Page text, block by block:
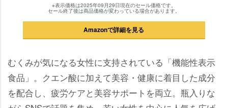
※表示価格は2025年09月29日現在のセール価格です。
セール終了後は商品価格が変わっている場合があります。
Amazonで詳細を見る
むくみが気になる女性に支持されている「機能性表示
食品」。クエン酸に加えて美容・健康に着目した成分
を配合し、疲労ケアと美容サポートを両立。瓶入りな